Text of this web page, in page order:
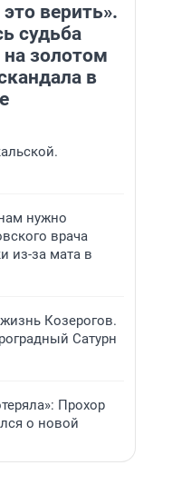
верить».
судьба
на золотом
в
нужно
врача
из-за мата в
Козерогов.
Сатурн
Прохор
о новой